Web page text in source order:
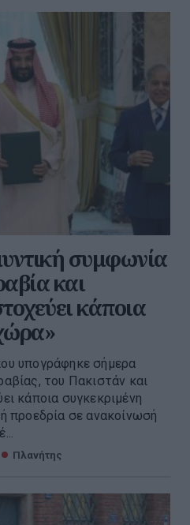
συμφωνία
και
κάποια
υπογράφηκε σήμερα
του Πακιστάν και
κάποια συγκεκριμένη
προεδρία σε ανακοίνωσή
Πλανήτης